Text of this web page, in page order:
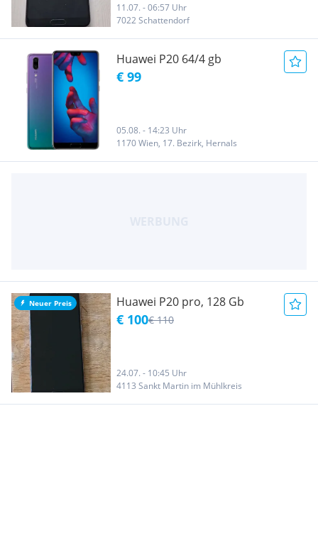
11.07. - 06:57 Uhr
7022 Schattendorf
Huawei P20 64/4 gb
€ 99
05.08. - 14:23 Uhr
1170 Wien, 17. Bezirk, Hernals
Neuer Preis Huawei P20 pro, 128 Gb
€ 100€ 110
24.07. - 10:45 Uhr
4113 Sankt Martin im Mühlkreis